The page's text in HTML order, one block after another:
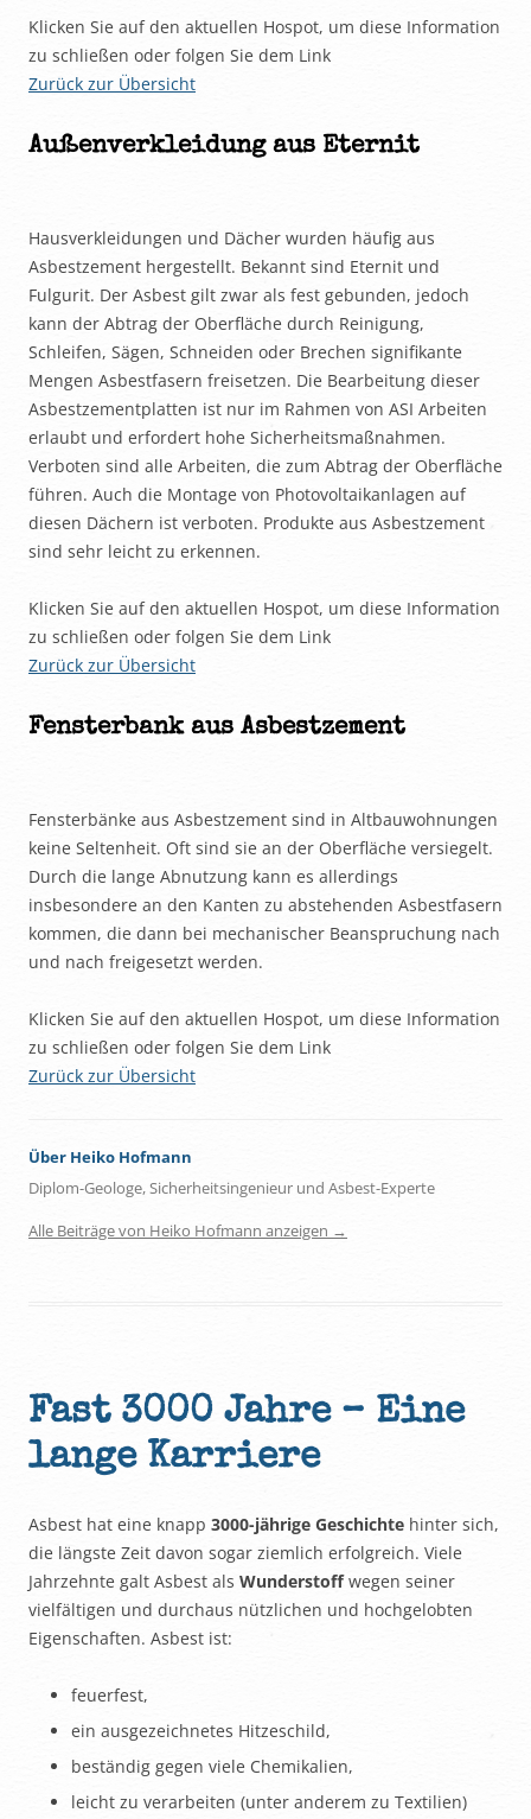
Klicken Sie auf den aktuellen Hospot, um diese Information
zu schließen oder folgen Sie dem Link
Zurück zur Übersicht
Außenverkleidung aus Eternit
Hausverkleidungen und Dächer wurden häufig aus
Asbestzement hergestellt. Bekannt sind Eternit und
Fulgurit. Der Asbest gilt zwar als fest gebunden, jedoch
kann der Abtrag der Oberfläche durch Reinigung,
Schleifen, Sägen, Schneiden oder Brechen signifikante
Mengen Asbestfasern freisetzen. Die Bearbeitung dieser
Asbestzementplatten ist nur im Rahmen von ASI Arbeiten
erlaubt und erfordert hohe Sicherheitsmaßnahmen.
Verboten sind alle Arbeiten, die zum Abtrag der Oberfläche
führen. Auch die Montage von Photovoltaikanlagen auf
diesen Dächern ist verboten. Produkte aus Asbestzement
sind sehr leicht zu erkennen.
Klicken Sie auf den aktuellen Hospot, um diese Information
zu schließen oder folgen Sie dem Link
Zurück zur Übersicht
Fensterbank aus Asbestzement
Fensterbänke aus Asbestzement sind in Altbauwohnungen
keine Seltenheit. Oft sind sie an der Oberfläche versiegelt.
Durch die lange Abnutzung kann es allerdings
insbesondere an den Kanten zu abstehenden Asbestfasern
kommen, die dann bei mechanischer Beanspruchung nach
und nach freigesetzt werden.
Klicken Sie auf den aktuellen Hospot, um diese Information
zu schließen oder folgen Sie dem Link
Zurück zur Übersicht
Über Heiko Hofmann
Diplom-Geologe, Sicherheitsingenieur und Asbest-Experte
Alle Beiträge von Heiko Hofmann anzeigen →
Fast 3000 Jahre – Eine
lange Karriere
Asbest hat eine knapp 3000-jährige Geschichte hinter sich,
die längste Zeit davon sogar ziemlich erfolgreich. Viele
Jahrzehnte galt Asbest als Wunderstoffwegen seiner
vielfältigen und durchaus nützlichen und hochgelobten
Eigenschaften. Asbest ist:
feuerfest,
ein ausgezeichnetes Hitzeschild,
beständig gegen viele Chemikalien,
leicht zu verarbeiten (unter anderem zu Textilien)